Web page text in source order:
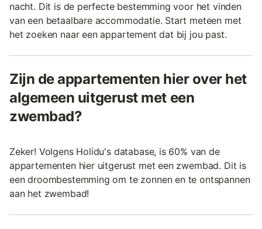
nacht. Dit is de perfecte bestemming voor het vinden
van een betaalbare accommodatie. Start meteen met
het zoeken naar een appartement dat bij jou past.
Zijn de appartementen hier over het
algemeen uitgerust met een
zwembad?
Zeker! Volgens Holidu's database, is 60% van de
appartementen hier uitgerust met een zwembad. Dit is
een droombestemming om te zonnen en te ontspannen
aan het zwembad!